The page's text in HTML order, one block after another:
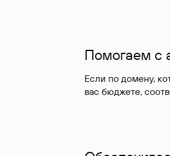
Помогаем с
Если по домену,
вас бюджете,